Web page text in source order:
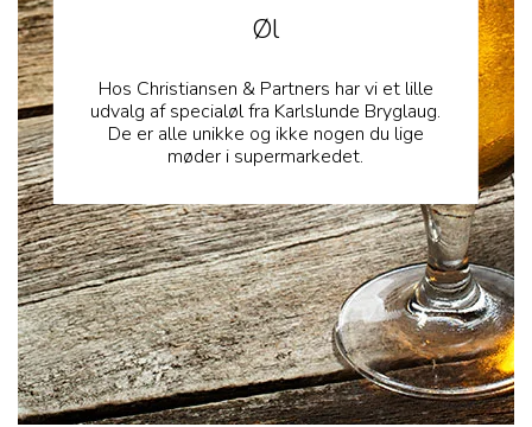
Øl
Hos Christiansen & Partners har vi et lille
udvalg af specialøl fra Karlslunde Bryglaug.
De er alle unikke og ikke nogen du lige
møder i supermarkedet.